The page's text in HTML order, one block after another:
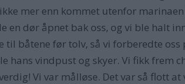
mer enn kommet utenfor
en dør åpnet bak oss, og vi ble halt
til båtene før tolv, så vi forberedte
hans vindpust og skyer. Vi fikk frem
Vi var målløse. Det var så flott